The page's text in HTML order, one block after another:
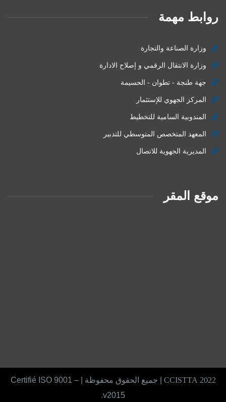
روابط مهمة
وزارة الصناعة والتجارة
وزارة الانتقال الرقمي و إصلاح الادارة
جهة طنجة - تطوان - الحسيمة
المركز الجهوي للإستثمار
المندوبية السامية للتخطيط
المعهد المتخصص المتوسطي للتدبير
المديرية الجهوية للاتصال
موقع المقر
2022 CCISTTA
| جميع الحقوق محفوظة | Certifié ISO 9001 –
v2015.